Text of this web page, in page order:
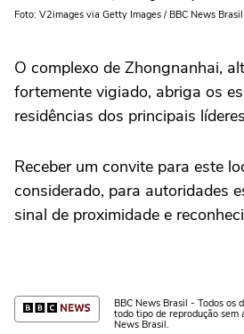
Foto: V2images via Getty Images / BBC News Brasil
O complexo de Zhongnanhai,
fortemente vigiado, abriga os
residências dos principais
Receber um convite para este
considerado, para autoridades
sinal de proximidade e
BBC News Brasil - Todos os
todo tipo de reprodução sem
News Brasil.